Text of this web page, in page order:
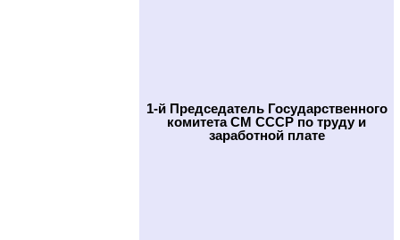
1-й Председатель Государственного
комитета СМ СССР по труду и
заработной плате